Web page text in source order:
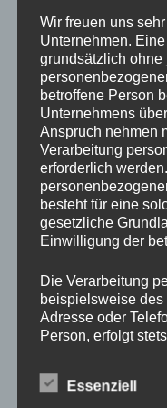
Drechslerei Spitzbart
In diesem zweitägigen
drechseln in Längs und
Ihr werdet den
den verschiedenen
Verwenden der
wir uns ansehen.
Da in diesem Kurs nur
per E-Mail
Die Kurskosten
Kurszeiten sind an
Im Kurspreis
Maschinen und Werkzeug.
Wir freuen uns
Unternehmen.
grundsätzlich ohne
betroffene Person
Unternehmens
Anspruch nehmen
Verarbeitung
erforderlich
besteht für eine
gesetzliche
Einwilligung der
Die Verarbeitung
beispielsweise des
Adresse oder
Person, erfolgt
Übereinstimmung
landesspezifischen
Essenziell